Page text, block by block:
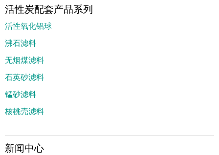
活性炭配套产品系列
活性氧化铝球
沸石滤料
无烟煤滤料
石英砂滤料
锰砂滤料
核桃壳滤料
新闻中心